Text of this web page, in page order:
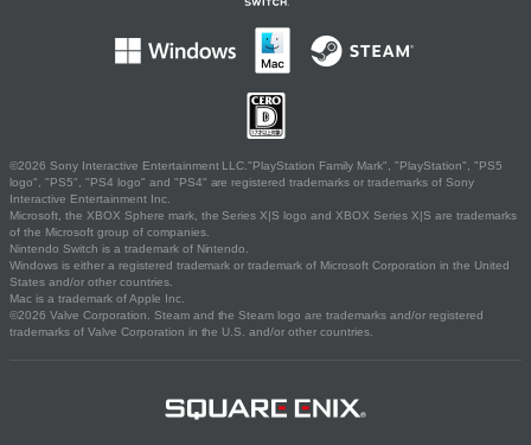
©2026 Sony Interactive Entertainment LLC."PlayStation Family Mark", "PlayStation", "PS5
logo", "PS5", "PS4 logo" and "PS4" are registered trademarks or trademarks of Sony
Interactive Entertainment Inc.
Microsoft, the XBOX Sphere mark, the Series X|S logo and XBOX Series X|S are trademarks
of the Microsoft group of companies.
Nintendo Switch is a trademark of Nintendo.
Windows is either a registered trademark or trademark of Microsoft Corporation in the United
States and/or other countries.
Mac is a trademark of Apple Inc.
©2026 Valve Corporation. Steam and the Steam logo are trademarks and/or registered
trademarks of Valve Corporation in the U.S. and/or other countries.